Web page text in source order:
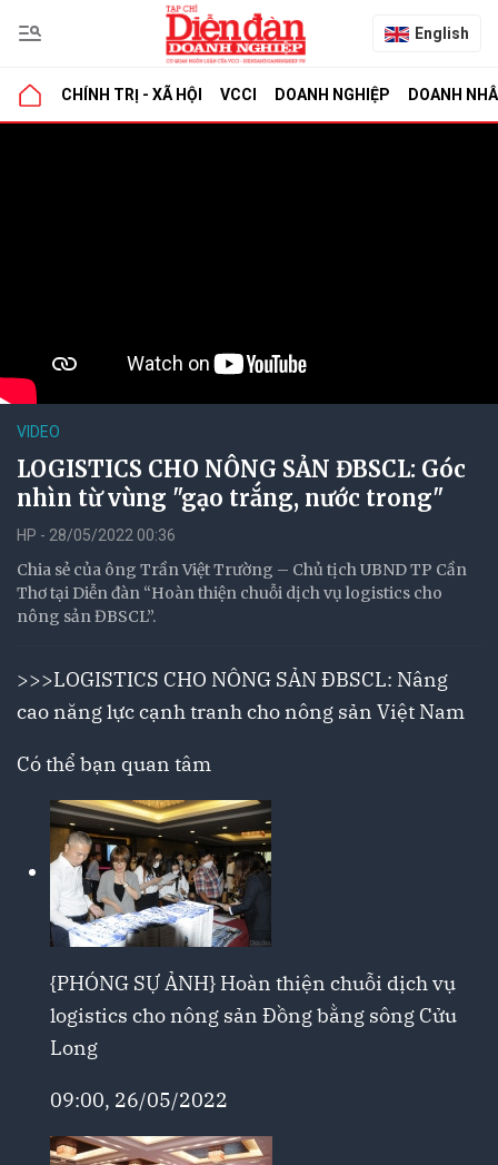
English
CHÍNH TRỊ - XÃ HỘI VCCI DOANH NGHIỆP DOANH
VIDEO
LOGISTICS CHO NÔNG SẢN ĐBSCL: Góc
nhìn từ vùng "gạo trắng, nước trong"
HP - 28/05/2022 00:36
Chia sẻ của ông Trần Việt Trường – Chủ tịch UBND TP Cần
Thơ tại Diễn đàn “Hoàn thiện chuỗi dịch vụ logistics cho
nông sản ĐBSCL”.
>>>LOGISTICS CHO NÔNG SẢN ĐBSCL: Nâng
cao năng lực cạnh tranh cho nông sản Việt Nam
Có thể bạn quan tâm
{PHÓNG SỰ ẢNH} Hoàn thiện chuỗi dịch vụ
logistics cho nông sản Đồng bằng sông Cửu
Long
09:00, 26/05/2022